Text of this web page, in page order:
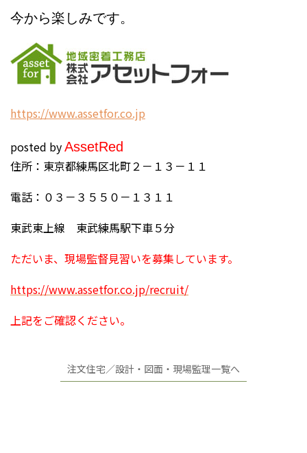
今から楽しみです。
https://www.assetfor.co.jp
posted byAssetRed
住所：東京都練馬区北町２－１３－１１
電話：０３－３５５０－１３１１
東武東上線 東武練馬駅下車５分
ただいま、現場監督見習いを募集しています。
https://www.assetfor.co.jp/recruit/
上記をご確認ください。
注文住宅／設計・図面・現場監理一覧へ